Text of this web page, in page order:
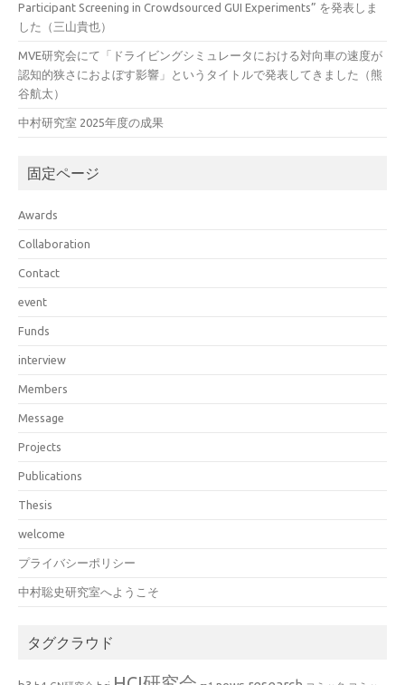
Participant Screening in Crowdsourced GUI Experiments” を発表しま
した（三山貴也）
MVE研究会にて「ドライビングシミュレータにおける対向車の速度が
認知的狭さにおよぼす影響」というタイトルで発表してきました（熊
谷航太）
中村研究室 2025年度の成果
固定ページ
Awards
Collaboration
Contact
event
Funds
interview
Members
Message
Projects
Publications
Thesis
welcome
プライバシーポリシー
中村聡史研究室へようこそ
タグクラウド